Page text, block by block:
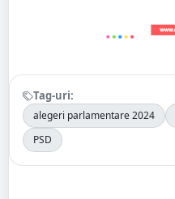
Tag-uri:
alegeri parlamentare 2024
PSD